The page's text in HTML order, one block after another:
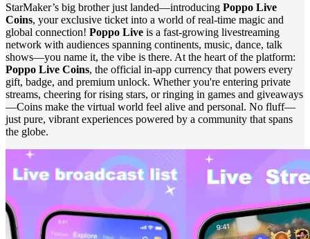
StarMaker’s big brother just landed—introducing Poppo Live
Coins, your exclusive ticket into a world of real-time magic and
global connection! Poppo Live is a fast‑growing livestreaming
network with audiences spanning continents, music, dance, talk
shows—you name it, the vibe is there. At the heart of the platform:
Poppo Live Coins, the official in-app currency that powers every
gift, badge, and premium unlock. Whether you're entering private
streams, cheering for rising stars, or ringing in games and giveaways
—Coins make the virtual world feel alive and personal. No fluff—
just pure, vibrant experiences powered by a community that spans
the globe.